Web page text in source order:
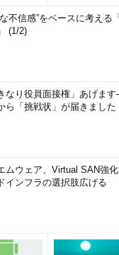
不信感”をベースに考える
(1/2)
なり役員面接権」あげま
ら「挑戦状」が届きました
ムウェア、Virtual SAN強
インフラの選択肢広げる